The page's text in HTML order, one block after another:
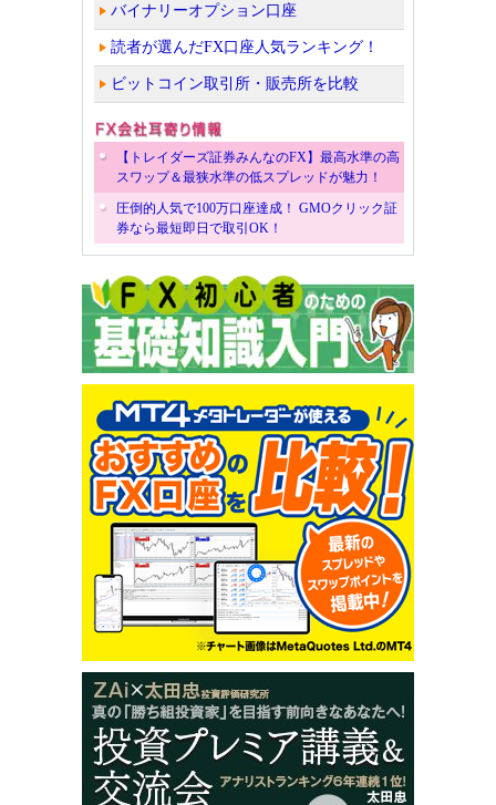
バイナリーオプション口座
読者が選んだFX口座人気ランキング！
ビットコイン取引所・販売所を比較
【トレイダーズ証券みんなのFX】最高水準の高
スワップ＆最狭水準の低スプレッドが魅力！
圧倒的人気で100万口座達成！ GMOクリック証
券なら最短即日で取引OK！